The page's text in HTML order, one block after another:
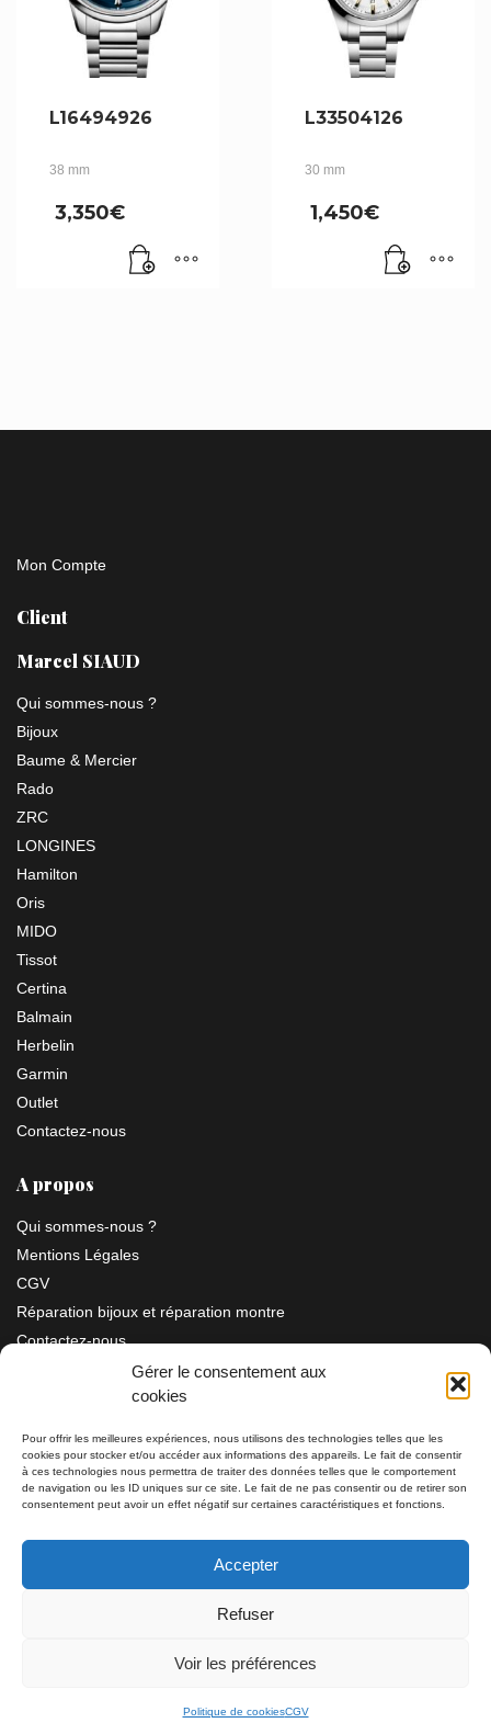
Gérer le consentement aux
cookies
Pour offrir les meilleures expériences, nous utilisons des technologies telles que les
cookies pour stocker et/ou accéder aux informations des appareils. Le fait de consentir
à ces technologies nous permettra de traiter des données telles que le comportement
de navigation ou les ID uniques sur ce site. Le fait de ne pas consentir ou de retirer son
consentement peut avoir un effet négatif sur certaines caractéristiques et fonctions.
Accepter
Refuser
Voir les préférences
Politique de cookiesCGV
L16494926
38 mm
3,350€
L33504126
30 mm
1,450€
Mon Compte
Client
Marcel SIAUD
Qui sommes-nous ?
Bijoux
Baume & Mercier
Rado
ZRC
LONGINES
Hamilton
Oris
MIDO
Tissot
Certina
Balmain
Herbelin
Garmin
Outlet
Contactez-nous
A propos
Qui sommes-nous ?
Mentions Légales
CGV
Réparation bijoux et réparation montre
Contactez-nous
Information
Bijouterie SIAUD11 rue Masséna 06000 NICE
Tél: 04 93 82 29 34 / 09 78 81 68 81